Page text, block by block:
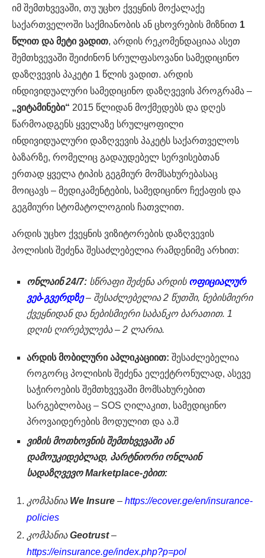
იმ შემთხვევაში, თუ უცხო ქვეყნის მოქალაქე
საქართველოში საქმიანობის ან ცხოვრების მიზნით 1
წლით და მეტი ვადით, არდის რეკომენდაციაა ასეთ
შემთხვევაში შეიძინონ სრულფასოვანი სამედიცინო
დაზღვევის პაკეტი 1 წლის ვადით. არდის
ინდივიდუალური სამედიცინო დაზღვევის პროგრამა –
„ვიტამინები“ 2015 წლიდან მოქმედებს და დღეს
წარმოადგენს ყველაზე სრულყოფილი
ინდივიდუალური დაზღვევის პაკეტს საქართველოს
ბაზარზე, რომელიც გადაუდებელ სერვისებთან
ერთად ყველა ტიპის გეგმიურ მომსახურებასაც
მოიცავს – მედიკამენტების, სამედიცინო ჩექაფის და
გეგმიური სტომატოლოგიის ჩათვლით.
არდის უცხო ქვეყნის ვიზიტორების დაზღვევის
პოლისის შეძენა შესაძლებელია რამდენიმე არხით:
ონლაინ 24/7: სწრაფი შეძენა არდის ოფიციალურ
ვებ-გვერდზე– შესაძლებელია2 წუთში, ნებისმიერი
ქვეყნიდან და ნებისმიერი საბანკო ბარათით. 1
დღის ღირებულება – 2 ლარია.
არდის მობილური აპლიკაციით: შესაძლებელია
როგორც პოლისის შეძენა ელექტრონულად, ასევე
საჭიროების შემთხვევაში მომსახურებით
სარგებლობაც – SOS ღილაკით, სამედიცინო
პროვაიდერების მოდულით და ა.შ
ვიზის მოთხოვნის შემთხვევაში ან
დამოუკიდებლად, პარტნიორი ონლაინ
სადაზღვევო Marketplace-ებით:
კომპანია We Insure – https://ecover.ge/en/insurance-
policies
კომპანიაGeotrust–
https://einsurance.ge/index.php?p=pol